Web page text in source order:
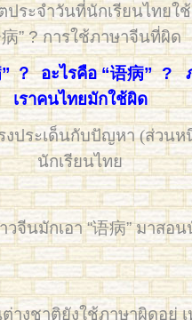
ประจำวันที่นักเรียนไทยใ
病” ? การใช้ภาษาจีนที่ผิด
” ？ อะไรคือ “语病” ?
เราคนไทยมักใช้ผิด
งประเด็นกับปัญหา (ส่วนห
นักเรียนไทย
จีนมักเอา “语病” มาสอ
ต่างชาติยังใช้ภาษาผิดอยู่